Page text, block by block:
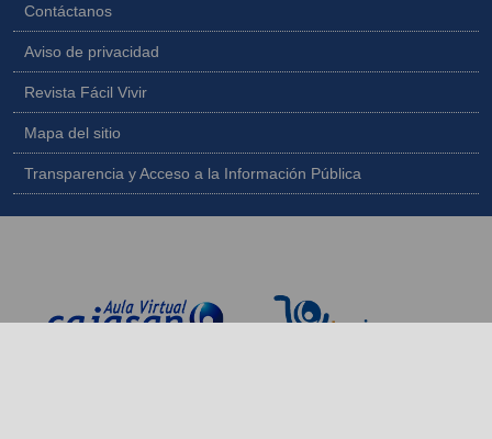
Contáctanos
Aviso de privacidad
Revista Fácil Vivir
Mapa del sitio
Transparencia y Acceso a la Información Pública